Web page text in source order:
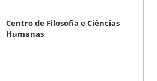
Centro de Filosofia e Ciências
Humanas